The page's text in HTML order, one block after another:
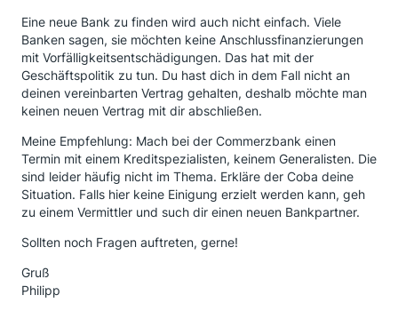
Eine neue Bank zu finden wird auch nicht einfach. Viele
Banken sagen, sie möchten keine Anschlussfinanzierungen
mit Vorfälligkeitsentschädigungen. Das hat mit der
Geschäftspolitik zu tun. Du hast dich in dem Fall nicht an
deinen vereinbarten Vertrag gehalten, deshalb möchte man
keinen neuen Vertrag mit dir abschließen.
Meine Empfehlung: Mach bei der Commerzbank einen
Termin mit einem Kreditspezialisten, keinem Generalisten. Die
sind leider häufig nicht im Thema. Erkläre der Coba deine
Situation. Falls hier keine Einigung erzielt werden kann, geh
zu einem Vermittler und such dir einen neuen Bankpartner.
Sollten noch Fragen auftreten, gerne!
Gruß
Philipp